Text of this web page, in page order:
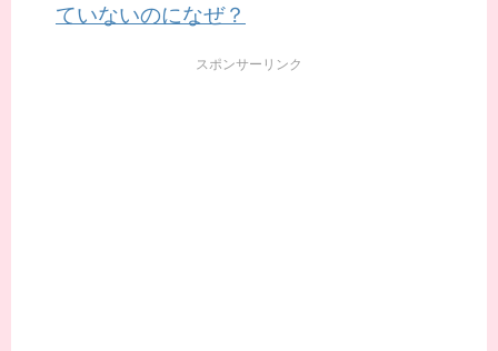
ていないのになぜ？
スポンサーリンク